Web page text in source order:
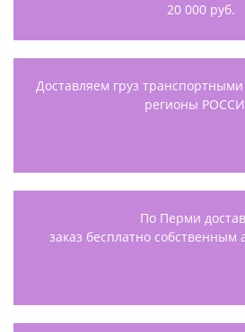
20 000 руб.
Доставляем груз
регионы
По Перми
заказ бесплатно собственным